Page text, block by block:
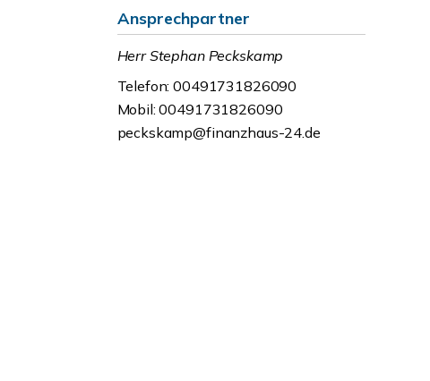
Ansprechpartner
Herr Stephan Peckskamp
Telefon: 00491731826090
Mobil: 00491731826090
peckskamp@finanzhaus-24.de